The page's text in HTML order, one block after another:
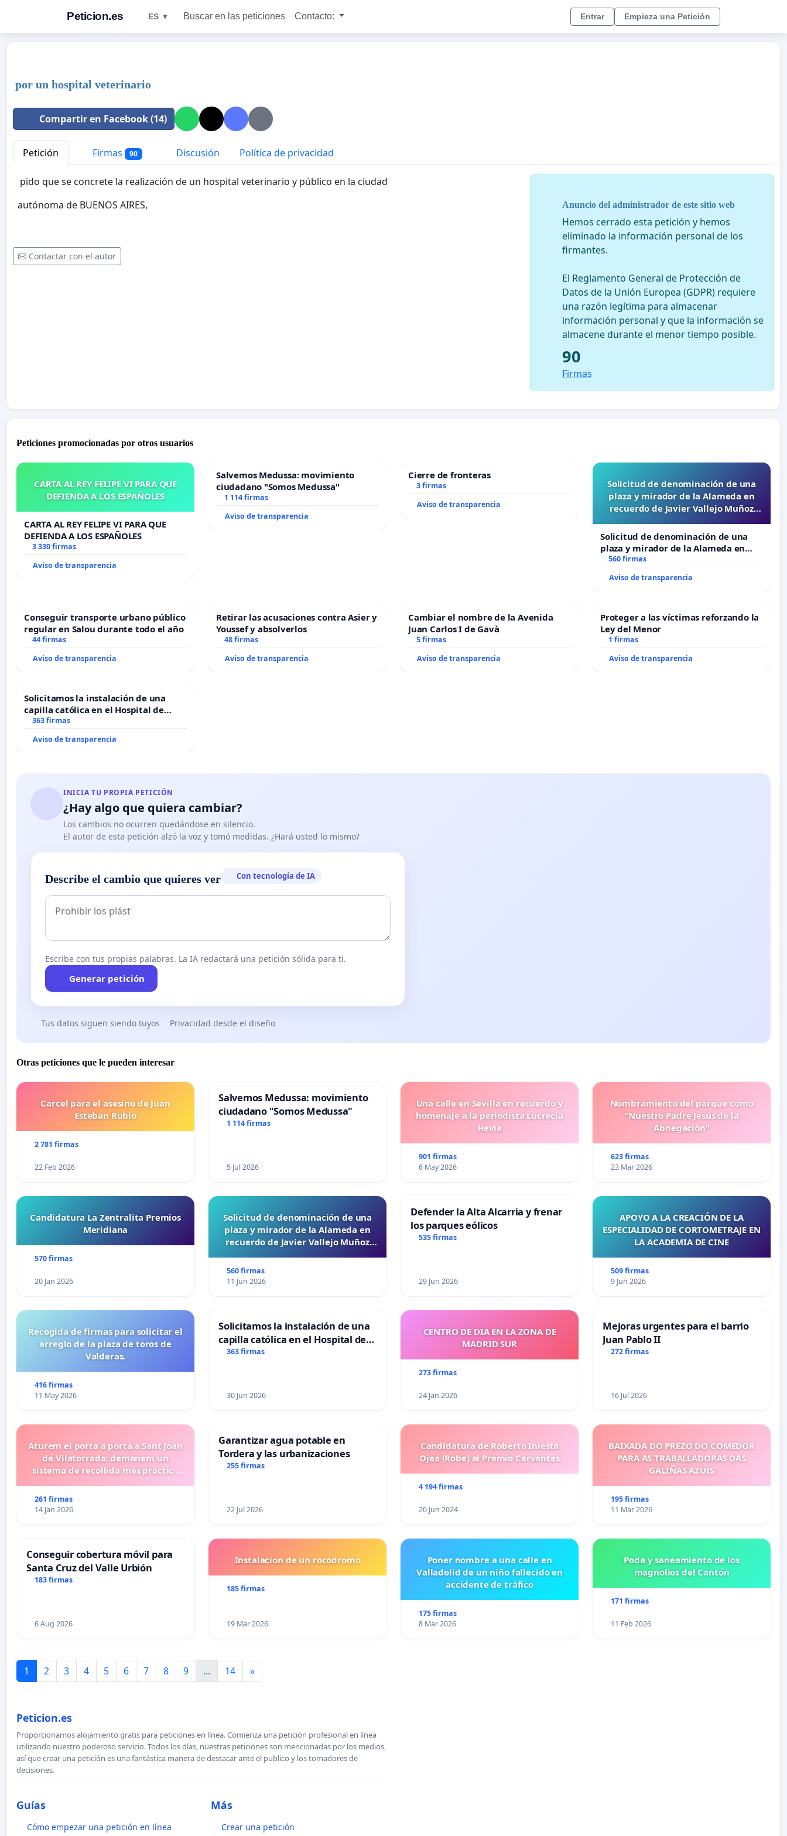
Peticion.es ES ▼ Buscar en las peticiones Contacto: Entrar Empieza una Petición
por un hospital veterinario
Compartir en Facebook (14)
Petición Firmas 90 Discusión Política de privacidad
pido que se concrete la realización de un hospital veterinario y público en la ciudad
autónoma de BUENOS AIRES,
Contactar con el autor
Anuncio del administrador de este sitio web
Hemos cerrado esta petición y hemos
eliminado la información personal de los
firmantes.
El Reglamento General de Protección de
Datos de la Unión Europea (GDPR) requiere
una razón legítima para almacenar
información personal y que la información se
almacene durante el menor tiempo posible.
90
Firmas
Peticiones promocionadas por otros usuarios
CARTA AL REY FELIPE VI PARA QUE
DEFIENDA A LOS ESPAÑOLES
CARTA AL REY FELIPE VI PARA QUE
DEFIENDA A LOS ESPAÑOLES
3 330 firmas
Aviso de transparencia
Salvemos Medussa: movimiento
ciudadano "Somos Medussa"
1 114 firmas
Aviso de transparencia
Cierre de fronteras
3 firmas
Aviso de transparencia
Solicitud de denominación de una
plaza y mirador de la Alameda en
recuerdo de Javier Vallejo Muñoz
Solicitud de denominación de una
plaza y mirador de la Alameda en
recuerdo de Javier Vallejo Muñoz
560 firmas
Aviso de transparencia
Conseguir transporte urbano público
regular en Salou durante todo el año
44 firmas
Aviso de transparencia
Retirar las acusaciones contra Asier y
Youssef y absolverlos
48 firmas
Aviso de transparencia
Cambiar el nombre de la Avenida
Juan Carlos I de Gavà
5 firmas
Aviso de transparencia
Proteger a las víctimas reforzando la
Ley del Menor
1 firmas
Aviso de transparencia
Solicitamos la instalación de una
capilla católica en el Hospital de
Alcañiz
363 firmas
Aviso de transparencia
INICIA TU PROPIA PETICIÓN
¿Hay algo que quiera cambiar?
Los cambios no ocurren quedándose en silencio.
El autor de esta petición alzó la voz y tomó medidas. ¿Hará usted lo mismo?
Describe el cambio que quieres ver Con tecnología de IA
Escribe con tus propias palabras. La IA redactará una petición sólida para ti.
Generar petición
Tus datos siguen siendo tuyos Privacidad desde el diseño
Otras peticiones que le pueden interesar
Carcel para el asesino de Juan
Esteban Rubio
2 781 firmas
22 Feb 2026
Salvemos Medussa: movimiento
ciudadano "Somos Medussa"
1 114 firmas
5 Jul 2026
Una calle en Sevilla en recuerdo y
homenaje a la periodista Lucrecia
Hevia
901 firmas
6 May 2026
Nombramiento del parque como
"Nuestro Padre Jesús de la
Abnegación"
623 firmas
23 Mar 2026
Candidatura La Zentralita Premios
Meridiana
570 firmas
20 Jan 2026
Solicitud de denominación de una
plaza y mirador de la Alameda en
recuerdo de Javier Vallejo Muñoz
560 firmas
11 Jun 2026
Defender la Alta Alcarria y frenar
los parques eólicos
535 firmas
29 Jun 2026
APOYO A LA CREACIÓN DE LA
ESPECIALIDAD DE CORTOMETRAJE EN
LA ACADEMIA DE CINE
509 firmas
9 Jun 2026
Recogida de firmas para solicitar el
arreglo de la plaza de toros de
Valderas.
416 firmas
11 May 2026
Solicitamos la instalación de una
capilla católica en el Hospital de
Alcañiz
363 firmas
30 Jun 2026
CENTRO DE DIA EN LA ZONA DE
MADRID SUR
273 firmas
24 Jan 2026
Mejoras urgentes para el barrio
Juan Pablo II
272 firmas
16 Jul 2026
Aturem el porta a porta a Sant Joan
de Vilatorrada: demanem un
sistema de recollida més pràctic i
261 firmas
14 Jan 2026
Garantizar agua potable en
Tordera y las urbanizaciones
255 firmas
22 Jul 2026
Candidatura de Roberto Iniesta
Ojea (Robe) al Premio Cervantes
4 194 firmas
20 Jun 2024
BAIXADA DO PREZO DO COMEDOR
PARA AS TRABALLADORAS DAS
GALIÑAS AZUIS
195 firmas
11 Mar 2026
Conseguir cobertura móvil para
Santa Cruz del Valle Urbión
183 firmas
6 Aug 2026
Instalacion de un rocodromo
185 firmas
19 Mar 2026
Poner nombre a una calle en
Valladolid de un niño fallecido en
accidente de tráfico
175 firmas
8 Mar 2026
Poda y saneamiento de los
magnolios del Cantón
171 firmas
11 Feb 2026
1 2 3 4 5 6 7 8 9 ... 14 »
Peticion.es
Proporcionamos alojamiento gratis para peticiones en línea. Comienza una petición profesional en línea
utilizando nuestro poderoso servicio. Todos los días, nuestras peticiones son mencionadas por los medios,
así que crear una petición es una fantástica manera de destacar ante el publico y los tomadores de
decisiones.
Guías
Cómo empezar una petición en línea
Más
Crear una petición